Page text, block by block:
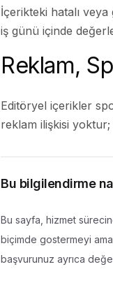
İçerikteki hatalı
iş günü içinde
Reklam,
Editöryel içerikler
reklam ilişkisi yoktur;
Bu bilgilendirme
Bu sayfa, hizmet
biçimde gostermeyi
başvurunuz ayrıca